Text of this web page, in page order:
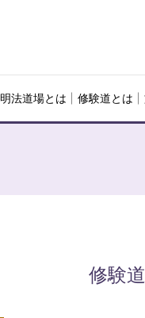
明法道場とは 修験道とは
修験